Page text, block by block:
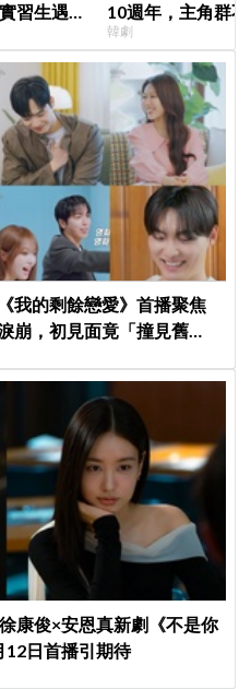
習生遇上
10週年，主角群
錄製特別節目
韓劇
我的剩餘戀愛》首播聚焦
崩，初見面竟「撞見舊
康俊×安恩真新劇《不是你
12日首播引期待